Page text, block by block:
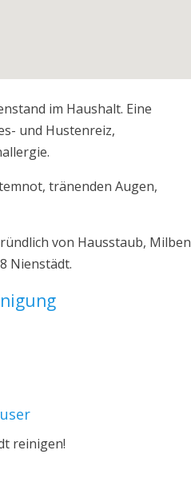
im Haushalt. Eine
und Hustenreiz,
tränenden Augen,
von Hausstaub, Milben
Nienstädt.
reinigen!